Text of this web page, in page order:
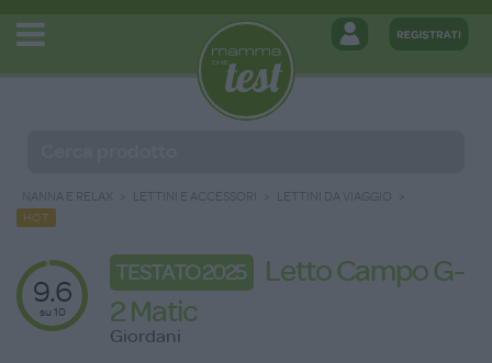
NANNA E RELAX LETTINI E ACCESSORI LETTINI DA VIAGGIO
HOT
9.6
su 10
TESTATO 2025
Letto Campo G-
2 Matic
Giordani